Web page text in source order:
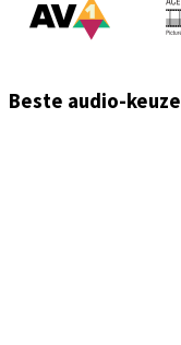
Beste audio-keuze